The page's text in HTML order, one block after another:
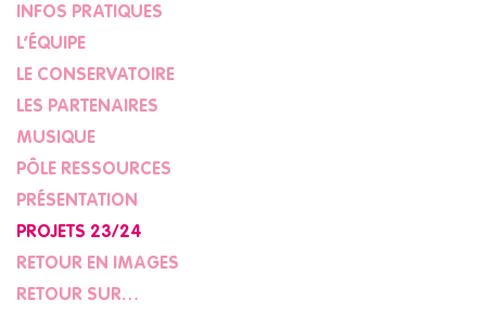
INFOS PRATIQUES
L’ÉQUIPE
LE CONSERVATOIRE
LES PARTENAIRES
MUSIQUE
PÔLE RESSOURCES
PRÉSENTATION
PROJETS 23/24
RETOUR EN IMAGES
RETOUR SUR…